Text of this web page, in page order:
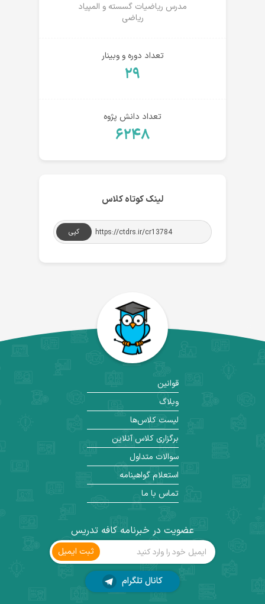
مدرس ریاضیات گسسته و المپیاد
ریاضی
تعداد دوره و وبینار
۲۹
تعداد دانش پژوه
۶۲۴۸
لینک کوتاه کلاس
کپی
عضویت در خبرنامه کافه تدریس
ثبت ‌ایمیل
کانال تلگرام
قوانین
وبلاگ
لیست کلاس‌ها
برگزاری کلاس آنلاین
سوالات متداول
استعلام گواهینامه
تماس با ما